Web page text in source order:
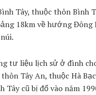
Tây, thuộc thôn Bình
18km về hướng
tư liệu lịch sử ở đình
Tây An, thuộc Hà
Tây cũ bị đổ vào năm